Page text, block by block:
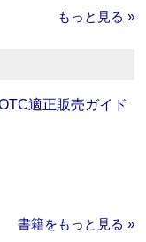
もっと見る »
適正販売ガイド
書籍をもっと見る »